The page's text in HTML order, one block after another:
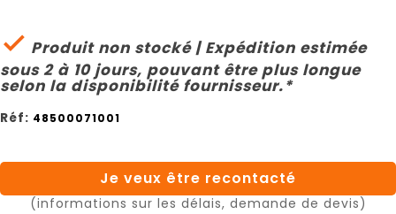
 Produit non stocké | Expédition estimée
sous 2 à 10 jours, pouvant être plus longue
selon la disponibilité fournisseur.*
Réf: 48500071001
Je veux être recontacté
(informations sur les délais, demande de devis)